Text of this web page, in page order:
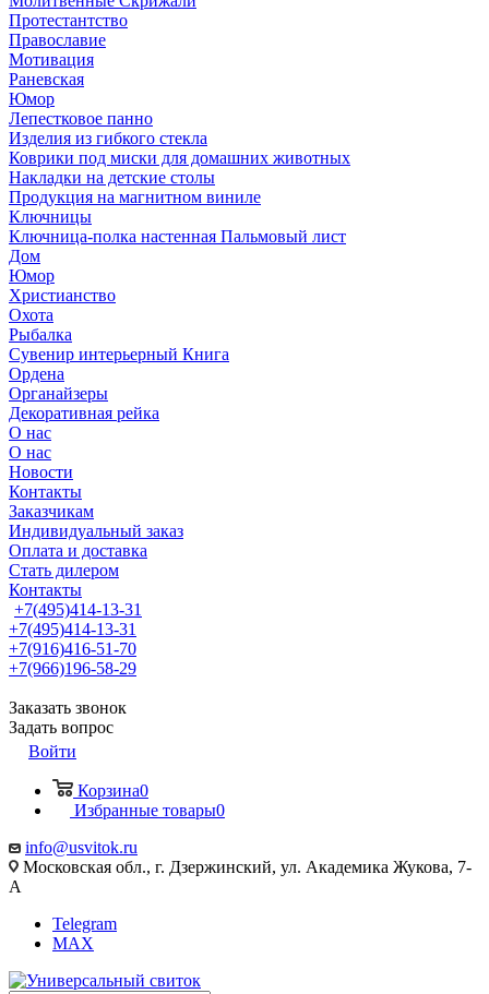
Протестантство
Православие
Мотивация
Раневская
Юмор
Лепестковое панно
Изделия из гибкого стекла
Коврики под миски для домашних животных
Накладки на детские столы
Продукция на магнитном виниле
Ключницы
Ключница-полка настенная Пальмовый лист
Дом
Юмор
Христианство
Охота
Рыбалка
Сувенир интерьерный Книга
Ордена
Органайзеры
Декоративная рейка
О нас
О нас
Новости
Контакты
Заказчикам
Индивидуальный заказ
Оплата и доставка
Стать дилером
Контакты
+7(495)414-13-31
+7(495)414-13-31
+7(916)416-51-70
+7(966)196-58-29
Заказать звонок
Задать вопрос
Войти
Корзина0
Избранные товары0
info@usvitok.ru
Московская обл., г. Дзержинский, ул. Академика Жукова, 7-
А
Telegram
MAX